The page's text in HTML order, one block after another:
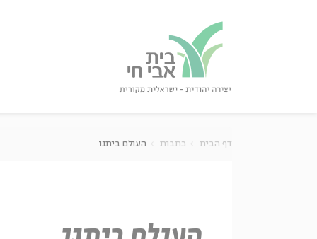
דף הבית כתבות העולם ביתנו